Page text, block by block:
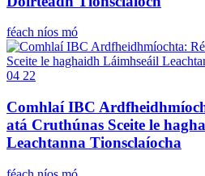
féach níos mó
04 22
Comhlaí IBC
atá Cruthúnas Sceite le
Leachtanna Tionsclaíocha